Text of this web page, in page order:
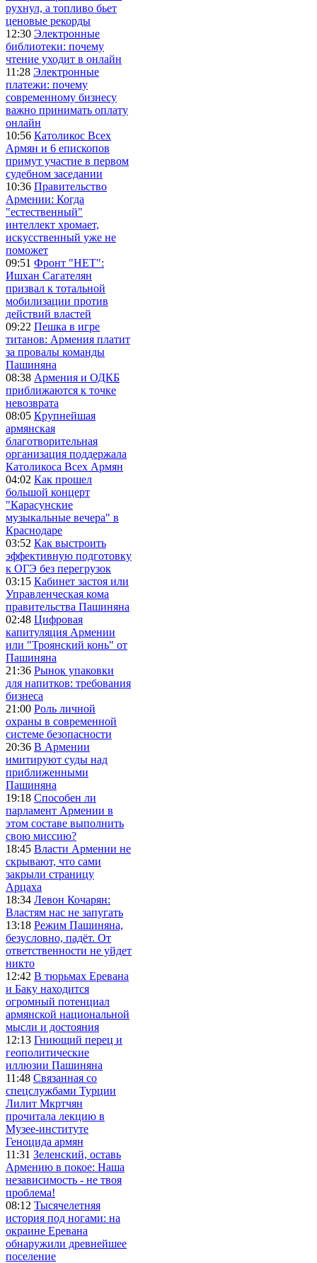
рухнул, а топливо бьет
ценовые рекорды
12:30 Электронные
библиотеки: почему
чтение уходит в онлайн
11:28 Электронные
платежи: почему
современному бизнесу
важно принимать оплату
онлайн
10:56 Католикос Всех
Армян и 6 епископов
примут участие в первом
судебном заседании
10:36 Правительство
Армении: Когда
"естественный"
интеллект хромает,
искусственный уже не
поможет
09:51 Фронт "НЕТ":
Ишхан Сагателян
призвал к тотальной
мобилизации против
действий властей
09:22 Пешка в игре
титанов: Армения платит
за провалы команды
Пашиняна
08:38 Армения и ОДКБ
приближаются к точке
невозврата
08:05 Крупнейшая
армянская
благотворительная
организация поддержала
Католикоса Всех Армян
04:02 Как прошел
большой концерт
"Карасунские
музыкальные вечера" в
Краснодаре
03:52 Как выстроить
эффективную подготовку
к ОГЭ без перегрузок
03:15 Кабинет застоя или
Управленческая кома
правительства Пашиняна
02:48 Цифровая
капитуляция Армении
или "Троянский конь" от
Пашиняна
21:36 Рынок упаковки
для напитков: требования
бизнеса
21:00 Роль личной
охраны в современной
системе безопасности
20:36 В Армении
имитируют суды над
приближенными
Пашиняна
19:18 Способен ли
парламент Армении в
этом составе выполнить
свою миссию?
18:45 Власти Армении не
скрывают, что сами
закрыли страницу
Арцаха
18:34 Левон Кочарян:
Властям нас не запугать
13:18 Режим Пашиняна,
безусловно, падёт. От
ответственности не уйдет
никто
12:42 В тюрьмах Еревана
и Баку находится
огромный потенциал
армянской национальной
мысли и достояния
12:13 Гниющий перец и
геополитические
иллюзии Пашиняна
11:48 Связанная со
спецслужбами Турции
Лилит Мкртчян
прочитала лекцию в
Музее-институте
Геноцида армян
11:31 Зеленский, оставь
Армению в покое: Наша
независимость - не твоя
проблема!
08:12 Тысячелетняя
история под ногами: на
окраине Еревана
обнаружили древнейшее
поселение